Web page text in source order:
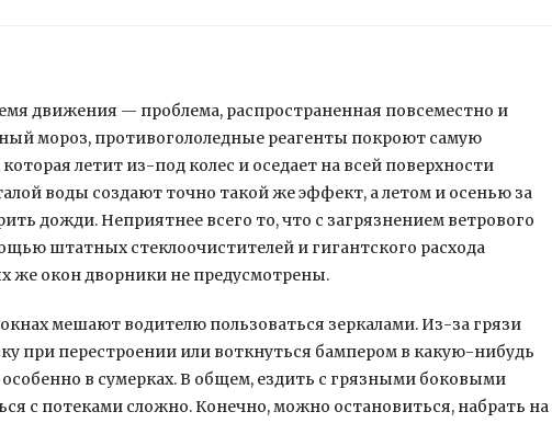
движения — проблема, распространенная повсеместно и
мороз, противогололедные реагенты покроют самую
летит из-под колес и оседает на всей поверхности
воды создают точно такой же эффект, а летом и осенью за
дожди. Неприятнее всего то, что с загрязнением ветрового
штатных стеклоочистителей и гигантского расхода
окон дворники не предусмотрены.
мешают водителю пользоваться зеркалами. Из-за грязи
при перестроении или воткнуться бампером в какую-нибудь
в сумерках. В общем, ездить с грязными боковыми
с потеками сложно. Конечно, можно остановиться, набрать на